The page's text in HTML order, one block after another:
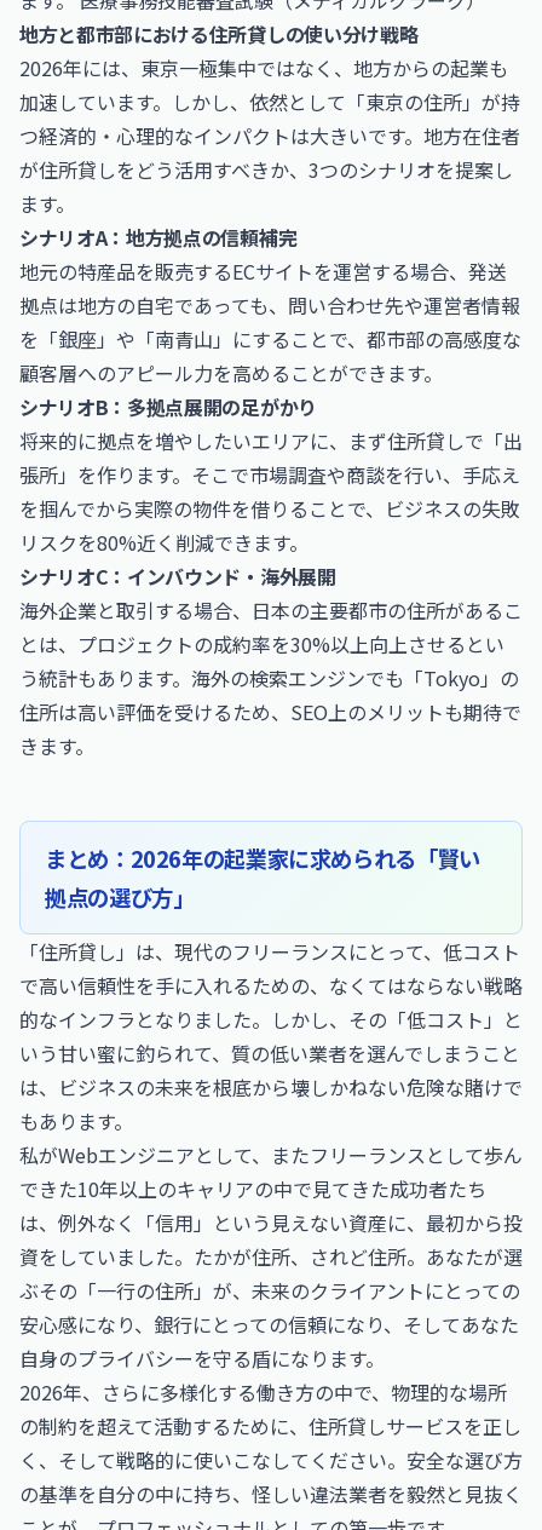
地方と都市部における住所貸しの使い分け戦略
2026年には、東京一極集中ではなく、地方からの起業も
加速しています。しかし、依然として「東京の住所」が持
つ経済的・心理的なインパクトは大きいです。地方在住者
が住所貸しをどう活用すべきか、3つのシナリオを提案し
ます。
シナリオA：地方拠点の信頼補完
地元の特産品を販売するECサイトを運営する場合、発送
拠点は地方の自宅であっても、問い合わせ先や運営者情報
を「銀座」や「南青山」にすることで、都市部の高感度な
顧客層へのアピール力を高めることができます。
シナリオB：多拠点展開の足がかり
将来的に拠点を増やしたいエリアに、まず住所貸しで「出
張所」を作ります。そこで市場調査や商談を行い、手応え
を掴んでから実際の物件を借りることで、ビジネスの失敗
リスクを80%近く削減できます。
シナリオC：インバウンド・海外展開
海外企業と取引する場合、日本の主要都市の住所があるこ
とは、プロジェクトの成約率を30%以上向上させるとい
う統計もあります。海外の検索エンジンでも「Tokyo」の
住所は高い評価を受けるため、SEO上のメリットも期待で
きます。
まとめ：2026年の起業家に求められる「賢い
拠点の選び方」
「住所貸し」は、現代のフリーランスにとって、低コスト
で高い信頼性を手に入れるための、なくてはならない戦略
的なインフラとなりました。しかし、その「低コスト」と
いう甘い蜜に釣られて、質の低い業者を選んでしまうこと
は、ビジネスの未来を根底から壊しかねない危険な賭けで
もあります。
私がWebエンジニアとして、またフリーランスとして歩ん
できた10年以上のキャリアの中で見てきた成功者たち
は、例外なく「信用」という見えない資産に、最初から投
資をしていました。たかが住所、されど住所。あなたが選
ぶその「一行の住所」が、未来のクライアントにとっての
安心感になり、銀行にとっての信頼になり、そしてあなた
自身のプライバシーを守る盾になります。
2026年、さらに多様化する働き方の中で、物理的な場所
の制約を超えて活動するために、住所貸しサービスを正し
く、そして戦略的に使いこなしてください。安全な選び方
の基準を自分の中に持ち、怪しい違法業者を毅然と見抜く